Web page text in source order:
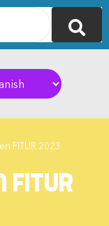
FITUR 2023